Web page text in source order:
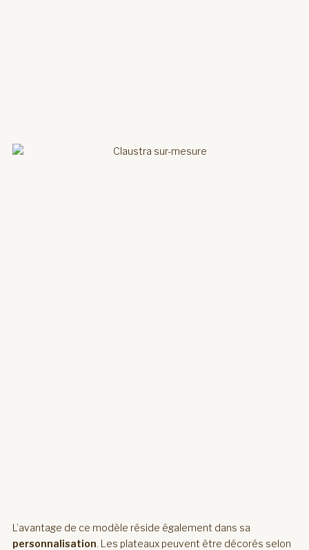
L’avantage de ce modèle réside également dans sa
personnalisation. Les plateaux peuvent être décorés selon